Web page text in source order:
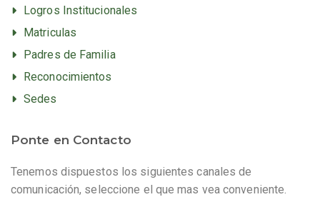
Logros Institucionales
Matriculas
Padres de Familia
Reconocimientos
Sedes
Ponte en Contacto
Tenemos dispuestos los siguientes canales de
comunicación, seleccione el que mas vea conveniente.